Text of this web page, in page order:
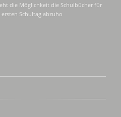
die Möglichkeit die Schulbücher für
Schultag abzuho